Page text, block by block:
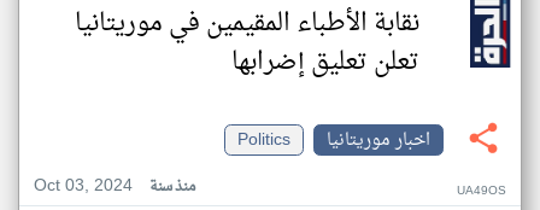
نقابة الأطباء المقيمين في موريتانيا
تعلن تعليق إضرابها
اخبار موريتانيا
Politics
Oct 03, 2024
منذ سنة UA49OS